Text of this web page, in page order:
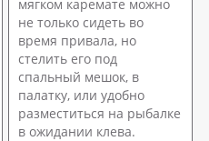
мягком каремате можно
не только сидеть во
время привала, но
стелить его под
спальный мешок, в
палатку, или удобно
разместиться на рыбалке
в ожидании клева.